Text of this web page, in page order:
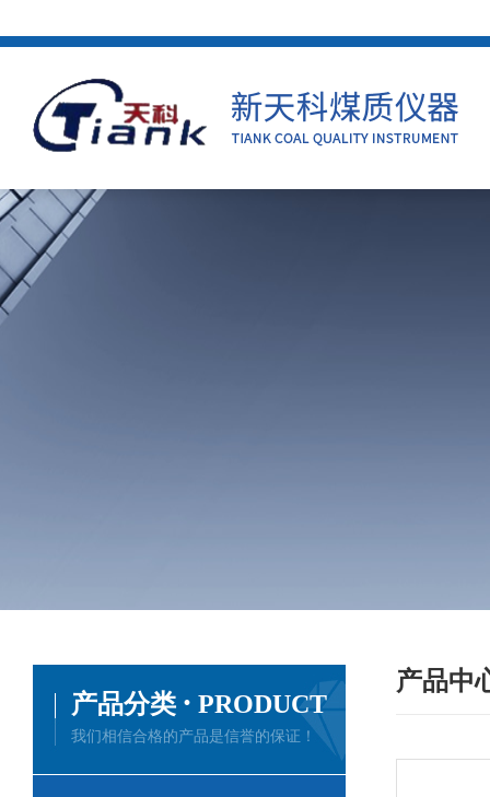
产品中
产品分类 · PRODUCT
我们相信合格的产品是信誉的保证！